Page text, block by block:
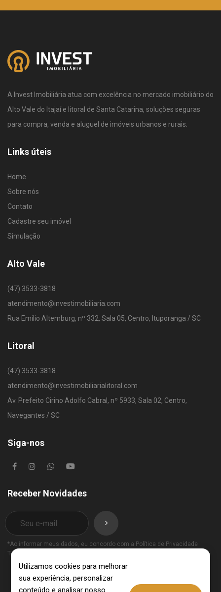
A Invest Imobiliária atua com excelência no mercado imobiliário do
Alto Vale do Itajaí e litoral de Santa Catarina, soluções seguras
para compra, venda e aluguel de imóveis urbanos e rurais.
Links úteis
Home
Sobre nós
Contato
Cadastre seu imóvel
Simulação
Alto Vale
(47) 3533-3818
atendimento@investimobiliaria.com
Rua Emílio Altemburg, nº 332, Sala 05, Centro, Ituporanga / SC
Litoral
(47) 3533-3818
atendimento@investimobiliarialitoral.com
Av. Prefeito Cirino Adolfo Cabral, nº 5933, Sala 02, Centro,
Navegantes / SC
Siga-nos
Receber Novidades
*Ao informar meus dados, eu concordo com a Política de Privacidade
Termos de Uso
Utilizamos cookies para melhorar
sua experiência, personalizar
conteúdo e analisar nosso